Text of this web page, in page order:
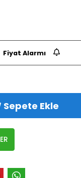
Fiyat Alarmı
Sepete Ekle